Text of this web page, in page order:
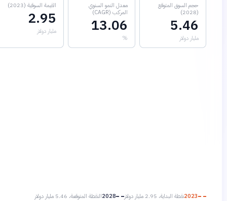
حجم السوق المتوقع
5.46
مليار دولار
معدل النمو السنوي
13.06
القيمة السوقية (2023)
2.95
مليار دولار
2023 نقطة البداية، 2.95 مليار دولار 2028 النقطة المتوقعة، 5.46 مليار دولار